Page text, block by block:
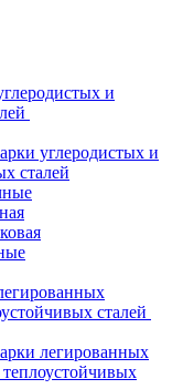
и
углеродистых и
сталей
сталей
легированных